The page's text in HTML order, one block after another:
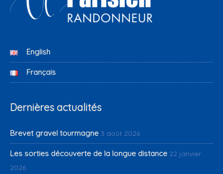
English
Français
Dernières actualités
Brevet gravel tourmagne 3 août 2026
Les sorties découverte de la longue distance 22 janvier
2026